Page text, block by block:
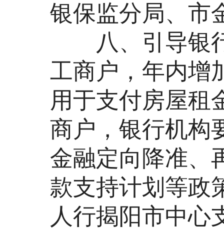
银保监分局、市
八、引导银行
工商户，年内增
用于支付房屋租
商户，银行机构
金融定向降准、
款支持计划等政
人行揭阳市中心